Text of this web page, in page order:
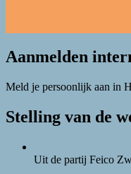
Aanmelden
Meld je persoonlijk aan in
Stelling van de
Uit de partij Feico